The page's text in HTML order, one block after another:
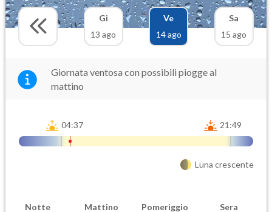
Gi
13 ago
Ve
14 ago
Sa
15 ago
Giornata ventosa con possibili piogge al
mattino
04:37 21:49
Luna crescente
Notte Mattino Pomeriggio Sera